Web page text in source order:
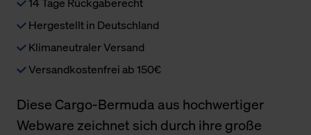
Hergestellt in Deutschland
Klimaneutraler Versand
Versandkostenfrei ab 150€
Diese Cargo-Bermuda aus hochwertiger
Webware zeichnet sich durch ihre große